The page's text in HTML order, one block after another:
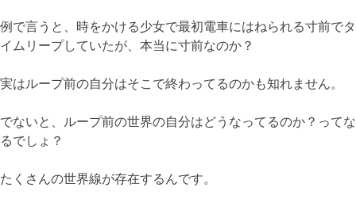
例で言うと、時をかける少女で最初電車にはねられる寸前でタ
イムリープしていたが、本当に寸前なのか？
実はループ前の自分はそこで終わってるのかも知れません。
でないと、ループ前の世界の自分はどうなってるのか？ってな
るでしょ？
たくさんの世界線が存在するんです。